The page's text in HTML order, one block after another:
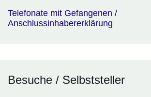
Telefonate mit Gefangenen /
Anschlussinhabererklärung
Besuche / Selbststeller